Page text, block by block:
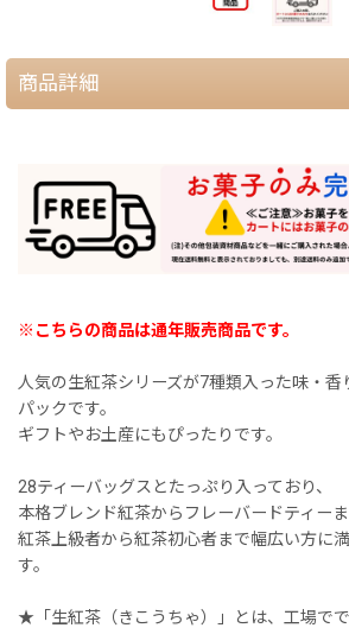
商品詳細
※こちらの商品は通年販売商品です。
人気の生紅茶シリーズが7種類入った味・香
パックです。
ギフトやお土産にもぴったりです。
28ティーバッグスとたっぷり入っており、
本格ブレンド紅茶からフレーバードティー
紅茶上級者から紅茶初心者まで幅広い方に
す。
★「生紅茶（きこうちゃ）」とは、工場で